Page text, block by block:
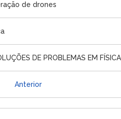
de drones
DE PROBLEMAS EM
Anterior